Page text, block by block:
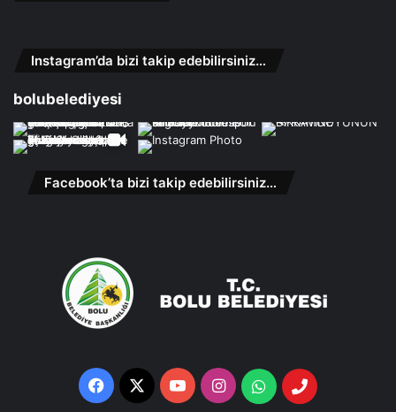
Instagram’da bizi takip edebilirsiniz…
bolubelediyesi
Facebook’ta bizi takip edebilirsiniz…
Facebook
X YouTubeInstagramWhatsappTelefon